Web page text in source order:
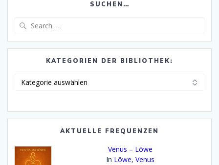
SUCHEN…
KATEGORIEN DER BIBLIOTHEK:
AKTUELLE FREQUENZEN
Venus – Löwe
In Löwe,Venus